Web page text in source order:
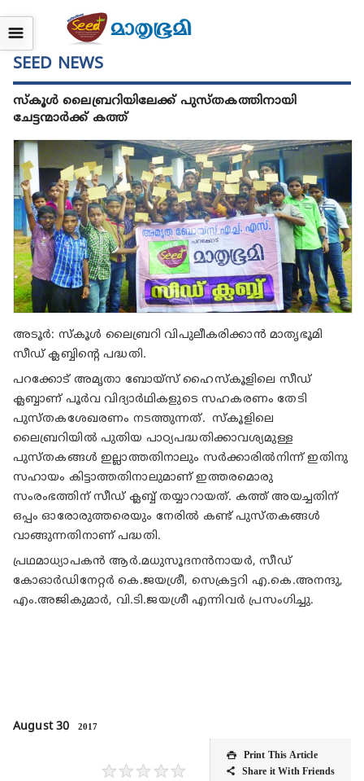
☰
SEED NEWS
സ്‌കൂള്‍ ലൈബ്രറിയിലേക്ക് പുസ്തകത്തിനായി
ചേട്ടന്മാര്‍ക്ക് കത്ത്
അടൂര്‍: സ്‌കൂള്‍ ലൈബ്രറി വിപുലീകരിക്കാന്‍ മാതൃഭൂമി
സീഡ് ക്ലബ്ബിന്റെ പദ്ധതി.
പറക്കോട് അമൃതാ ബോയ്‌സ് ഹൈസ്‌കൂളിലെ സീഡ്
ക്ലബ്ബാണ് പൂര്‍വ വിദ്യാര്‍ഥികളുടെ സഹകരണം തേടി
പുസ്തകശേഖരണം നടത്തുന്നത്. സ്‌കൂളിലെ
ലൈബ്രറിയില്‍ പുതിയ പാഠ്യപദ്ധതിക്കാവശ്യമുള്ള
പുസ്തകങ്ങള്‍ ഇല്ലാത്തതിനാലും സര്‍ക്കാരില്‍നിന്ന് ഇതിനു
സഹായം കിട്ടാത്തതിനാലുമാണ് ഇത്തരമൊരു
സംരംഭത്തിന് സീഡ് ക്ലബ്ബ് തയ്യാറായത്. കത്ത് അയച്ചതിന്
ഒപ്പം ഓരോരുത്തരെയും നേരില്‍ കണ്ട് പുസ്തകങ്ങള്‍
വാങ്ങുന്നതിനാണ് പദ്ധതി.
പ്രഥമാധ്യാപകന്‍ ആര്‍.മധുസൂദനന്‍നായര്‍, സീഡ്
കോഓര്‍ഡിനേറ്റര്‍ കെ.ജയശ്രീ, സെക്രട്ടറി എ.കെ.അനന്ദു,
എം.അജികുമാര്‍, വി.ടി.ജയശ്രീ എന്നിവര്‍ പ്രസംഗിച്ചു.
August 30 2017
 Print This Article
 Share it With Friends
★★★ ★★